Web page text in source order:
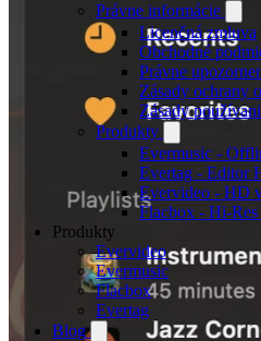
Právne informácie
Licenčná zmluva
Obchodné
Právne
Zásady ochrany
Zásady
Produkty
Evermusic -
Evertag - Editor
Evervideo - HD
Flacbox - Hi-Res
Produkty
Evervideo
Evermusic
Flacbox
Evertag
Blog